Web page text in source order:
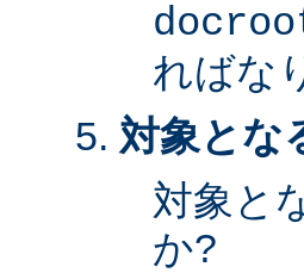
ればな
対象とな
対象と
か?